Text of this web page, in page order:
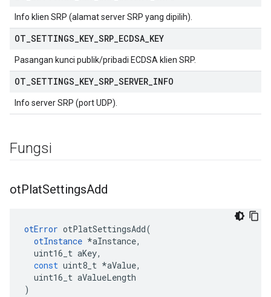
Info klien SRP (alamat server SRP yang dipilih).
OT SETTINGS KEY SRP ECDSA KEY
Pasangan kunci publik/pribadi ECDSA klien SRP.
OT SETTINGS KEY SRP SERVER INFO
Info server SRP (port UDP).
Fungsi
otPlatSettingsAdd
otError otPlatSettingsAdd(
otInstance *aInstance,
uint16_t aKey,
const uint8_t *aValue,
uint16_t aValueLength
)